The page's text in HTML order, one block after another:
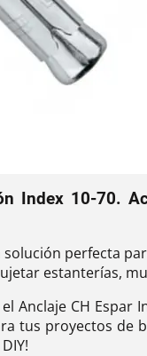
Index 10-70.
solución perfecta
estanterías,
Anclaje CH
tus proyectos de